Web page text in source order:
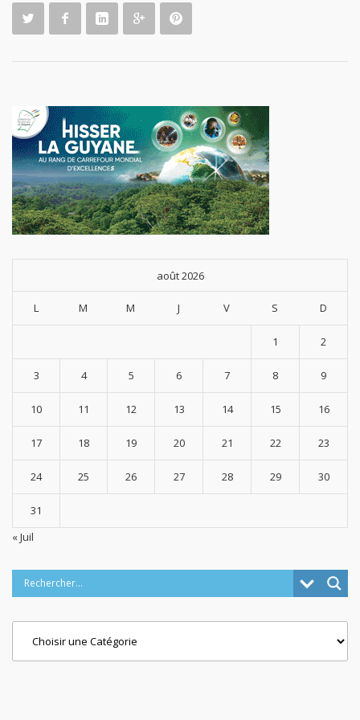
août 2026
L M M J V S D
1 2
3 4 5 6 7 8 9
10 11 12 13 14 15 16
17 18 19 20 21 22 23
24 25 26 27 28 29 30
31
« Juil